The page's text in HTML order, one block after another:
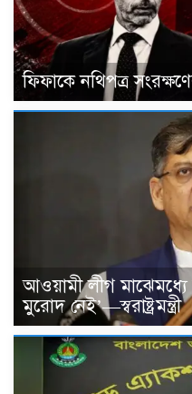
ফিফাকে নথিপত্র
আওয়ামী লীগ
মুরোদ নেই’—স্বরাষ্ট্রমন্ত্রী